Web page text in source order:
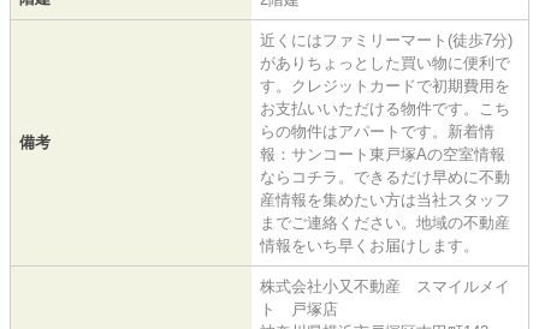
備考
近くにはファミリーマート(徒歩7分)
がありちょっとした買い物に便利で
す。クレジットカードで初期費用を
お支払いいただける物件です。こち
らの物件はアパートです。新着情
報：サンコート東戸塚Aの空室情報
ならコチラ。できるだけ早めに不動
産情報を集めたい方は当社スタッフ
までご連絡ください。地域の不動産
情報をいち早くお届けします。
株式会社小又不動産 スマイルメイ
ト 戸塚店